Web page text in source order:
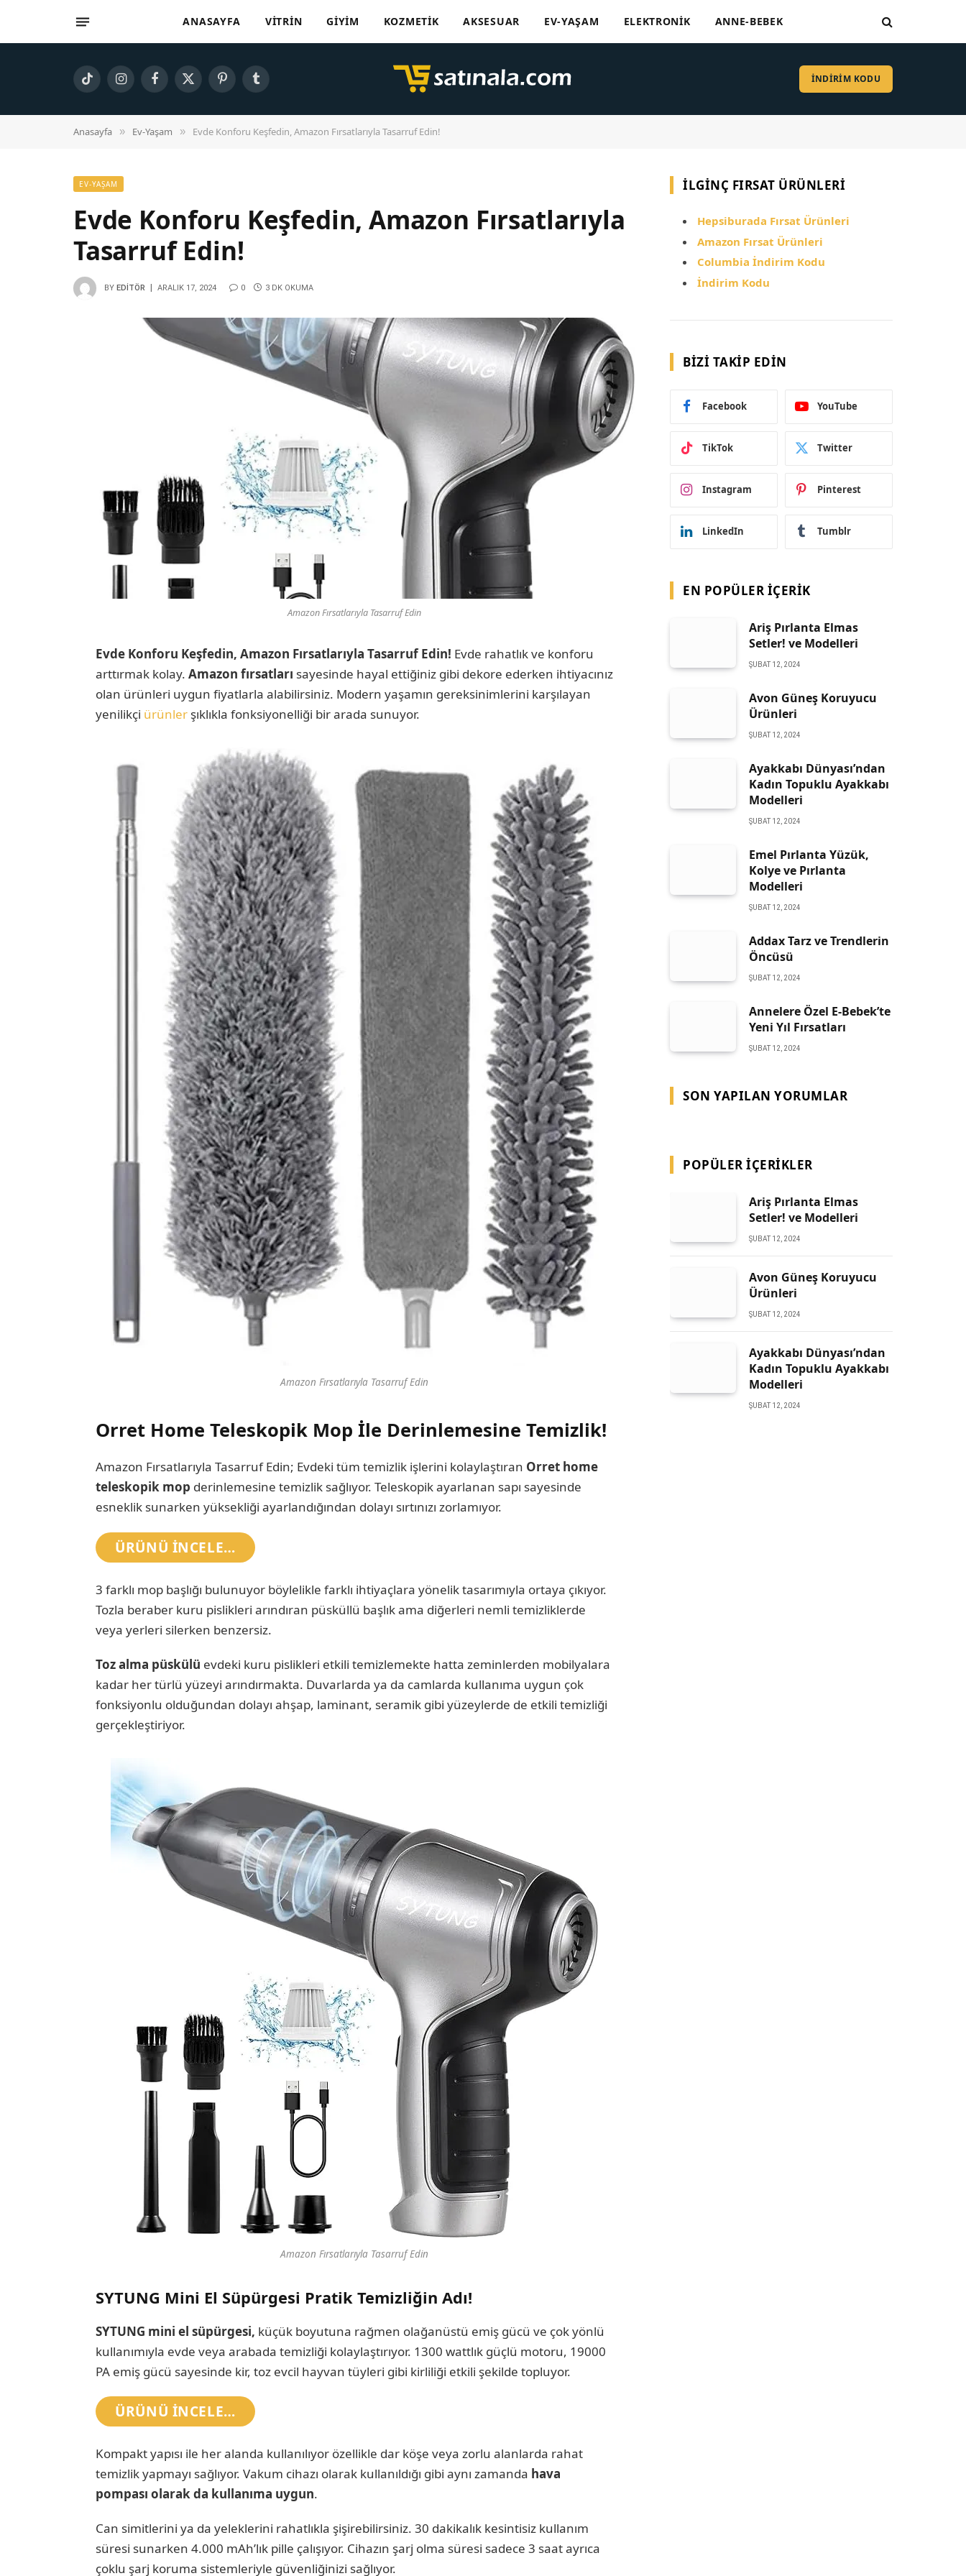
ANASAYFA VITRIN GIYIM KOZMETIK AKSESUAR EV-YAŞAM ELEKTRONIK ANNE-BEBEK
TikTok InstagramFacebook
X
PinterestTumblr İNDİRİM KODU
Anasayfa » Ev-Yaşam » Evde Konforu Keşfedin, Amazon Fırsatlarıyla Tasarruf Edin!
EV-YAŞAM
Evde Konforu Keşfedin, Amazon Fırsatlarıyla
Tasarruf Edin!
BY EDITÖR ARALIK 17, 2024 0 3 DK OKUMA
Amazon Fırsatlarıyla Tasarruf Edin
Evde Konforu Keşfedin, Amazon Fırsatlarıyla Tasarruf Edin! Evde rahatlık ve konforu
arttırmak kolay. Amazon fırsatları sayesinde hayal ettiğiniz gibi dekore ederken ihtiyacınız
olan ürünleri uygun fiyatlarla alabilirsiniz. Modern yaşamın gereksinimlerini karşılayan
yenilikçi ürünlerşıklıkla fonksiyonelliği bir arada sunuyor.
Amazon Fırsatlarıyla Tasarruf Edin
Orret Home Teleskopik Mop İle Derinlemesine Temizlik!
Amazon Fırsatlarıyla Tasarruf Edin; Evdeki tüm temizlik işlerini kolaylaştıran Orret home
teleskopik mop derinlemesine temizlik sağlıyor. Teleskopik ayarlanan sapı sayesinde
esneklik sunarken yüksekliği ayarlandığından dolayı sırtınızı zorlamıyor.
ÜRÜNÜ INCELE…
3 farklı mop başlığı bulunuyor böylelikle farklı ihtiyaçlara yönelik tasarımıyla ortaya çıkıyor.
Tozla beraber kuru pislikleri arındıran püsküllü başlık ama diğerleri nemli temizliklerde
veya yerleri silerken benzersiz.
Toz alma püskülü evdeki kuru pislikleri etkili temizlemekte hatta zeminlerden mobilyalara
kadar her türlü yüzeyi arındırmakta. Duvarlarda ya da camlarda kullanıma uygun çok
fonksiyonlu olduğundan dolayı ahşap, laminant, seramik gibi yüzeylerde de etkili temizliği
gerçekleştiriyor.
Amazon Fırsatlarıyla Tasarruf Edin
SYTUNG Mini El Süpürgesi Pratik Temizliğin Adı!
SYTUNG mini el süpürgesi, küçük boyutuna rağmen olağanüstü emiş gücü ve çok yönlü
kullanımıyla evde veya arabada temizliği kolaylaştırıyor. 1300 wattlık güçlü motoru, 19000
PA emiş gücü sayesinde kir, toz evcil hayvan tüyleri gibi kirliliği etkili şekilde topluyor.
ÜRÜNÜ INCELE…
Kompakt yapısı ile her alanda kullanılıyor özellikle dar köşe veya zorlu alanlarda rahat
temizlik yapmayı sağlıyor. Vakum cihazı olarak kullanıldığı gibi aynı zamanda hava
pompası olarak da kullanıma uygun.
Can simitlerini ya da yeleklerini rahatlıkla şişirebilirsiniz. 30 dakikalık kesintisiz kullanım
süresi sunarken 4.000 mAh’lık pille çalışıyor. Cihazın şarj olma süresi sadece 3 saat ayrıca
çoklu şarj koruma sistemleriyle güvenliğinizi sağlıyor.
İLGINÇ FIRSAT ÜRÜNLERI
Hepsiburada Fırsat Ürünleri
Amazon Fırsat Ürünleri
Columbia İndirim Kodu
İndirim Kodu
BIZI TAKIP EDIN
Facebook YouTube
TikTok Twitter
Instagram Pinterest
LinkedIn Tumblr
EN POPÜLER İÇERIK
Ariş Pırlanta Elmas
Setler! ve Modelleri
ŞUBAT 12, 2024
Avon Güneş Koruyucu
Ürünleri
ŞUBAT 12, 2024
Ayakkabı Dünyası’ndan
Kadın Topuklu Ayakkabı
Modelleri
ŞUBAT 12, 2024
Emel Pırlanta Yüzük,
Kolye ve Pırlanta
Modelleri
ŞUBAT 12, 2024
Addax Tarz ve Trendlerin
Öncüsü
ŞUBAT 12, 2024
Annelere Özel E-Bebek’te
Yeni Yıl Fırsatları
ŞUBAT 12, 2024
SON YAPILAN YORUMLAR
POPÜLER İÇERIKLER
Ariş Pırlanta Elmas
Setler! ve Modelleri
ŞUBAT 12, 2024
Avon Güneş Koruyucu
Ürünleri
ŞUBAT 12, 2024
Ayakkabı Dünyası’ndan
Kadın Topuklu Ayakkabı
Modelleri
ŞUBAT 12, 2024